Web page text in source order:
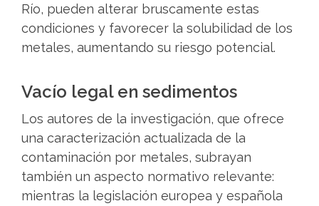
Río, pueden alterar bruscamente estas
condiciones y favorecer la solubilidad de los
metales, aumentando su riesgo potencial.
Vacío legal en sedimentos
Los autores de la investigación, que ofrece
una caracterización actualizada de la
contaminación por metales, subrayan
también un aspecto normativo relevante:
mientras la legislación europea y española